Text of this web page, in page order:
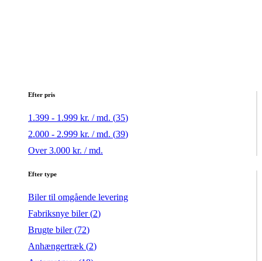
Efter pris
1.399 - 1.999 kr. / md. (35)
2.000 - 2.999 kr. / md. (39)
Over 3.000 kr. / md.
Efter type
Biler til omgående levering
Fabriksnye biler (2)
Brugte biler (72)
Anhængertræk (2)